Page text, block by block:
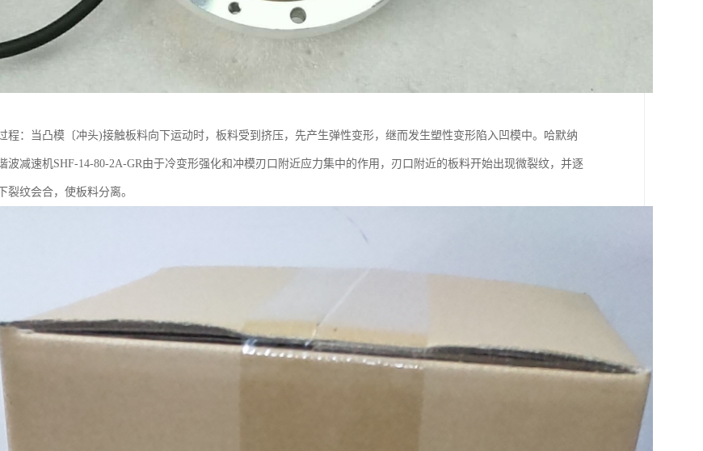
程：当凸模〔冲头)接触板料向下运动时，板料受到挤压，先产生弹性变形，继而发生塑性变形陷入凹模中。哈默纳
波减速机SHF-14-80-2A-GR由于冷变形强化和冲模刃口附近应力集中的作用，刃口附近的板料开始出现微裂纹，并逐
裂纹会合，使板料分离。